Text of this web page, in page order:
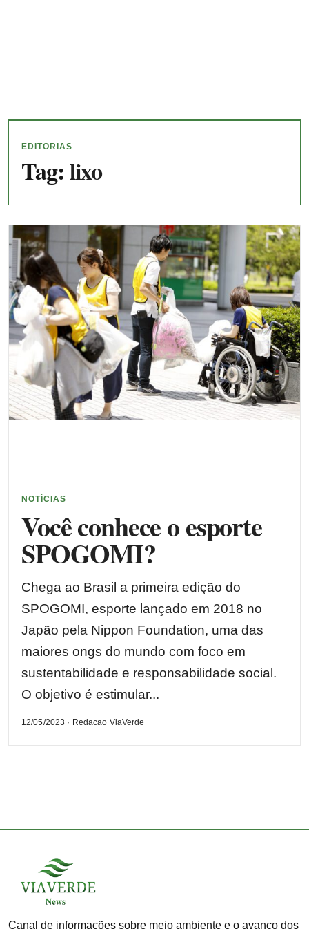
EDITORIAS
Tag:lixo
NOTÍCIAS
Você conhece o esporte
SPOGOMI?
Chega ao Brasil a primeira edição do
SPOGOMI, esporte lançado em 2018 no
Japão pela Nippon Foundation, uma das
maiores ongs do mundo com foco em
sustentabilidade e responsabilidade social.
O objetivo é estimular...
12/05/2023 · Redacao ViaVerde
Canal de informações sobre meio ambiente e o avanço dos